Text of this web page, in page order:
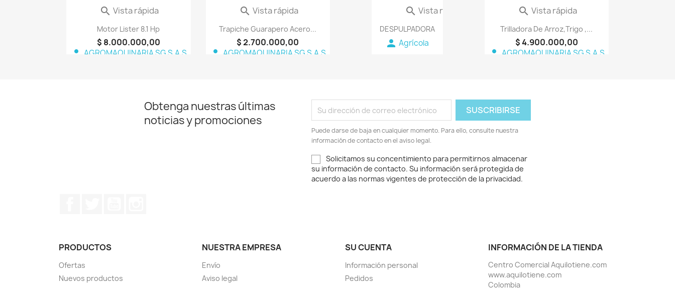
Motor Lister 8.1 Hp
$ 8.000.000,00
person AGROMAQUINARIA SG S.A.S
 Vista rápida
Trapiche Guarapero Acero...
$ 2.700.000,00
person AGROMAQUINARIA SG S.A.S
 Vista rápida
DESPULPADORA
person Agrícola
 Vista rápida
Trilladora De Arroz,Trigo ,...
$ 4.900.000,00
person AGROMAQUINARIA SG S.A.S
 Vista rápida
Obtenga nuestras últimas
noticias y promociones
Puede darse de baja en cualquier momento. Para ello, consulte nuestra
información de contacto en el aviso legal.
Solicitamos su concentimiento para permitirnos almacenar
su información de contacto. Su información será protegida de
acuerdo a las normas vigentes de protección de la privacidad.
PRODUCTOS
Ofertas
Nuevos productos
NUESTRA EMPRESA
Envío
Aviso legal
SU CUENTA
Información personal
Pedidos
INFORMACIÓN DE LA TIENDA
Centro Comercial Aquilotiene.com
www.aquilotiene.com
Colombia